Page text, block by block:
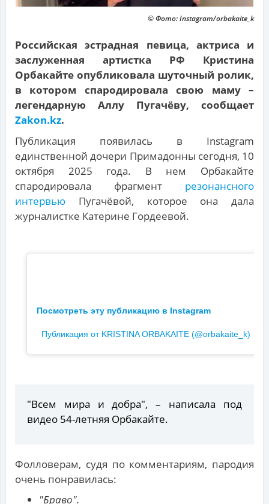
© Фото: Instagram/orbakaite_k
Российская эстрадная певица, актриса и
заслуженная артистка РФ Кристина
Орбакайте опубликовала шуточный ролик,
в котором спародировала свою маму –
легендарную Аллу Пугачёву, сообщает
Zakon.kz.
Публикация появилась в Instagram
единственной дочери Примадонны сегодня, 10
октября 2025 года. В нем Орбакайте
спародировала фрагмент резонансного
интервью Пугачёвой, которое она дала
журналистке Катерине Гордеевой.
Посмотреть эту публикацию в Instagram
Публикация от KRISTINA ORBAKAITE (@orbakaite_k)
"Всем мира и добра", – написала под
видео 54-летняя Орбакайте.
Фолловерам, судя по комментариям, пародия
очень понравилась:
"Браво".